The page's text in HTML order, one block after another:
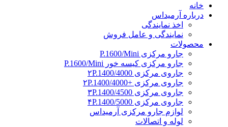
خانه
درباره آرمیداس
اخذ نمایندگی
نمایندگی و عامل فروش
محصولات
جارو مرکزی P.1600/Mini
جارو مرکزی کیسه خور P.1600/Mini
جاروی مرکزی ۲P.1400/4000
جاروی مرکزی +۲P.1400/4000
جاروی مرکزی ۳P.1400/4500
جاروی مرکزی ۴P.1400/5000
لوازم جارو مرکزی آرمیداس
لوله و اتصالات